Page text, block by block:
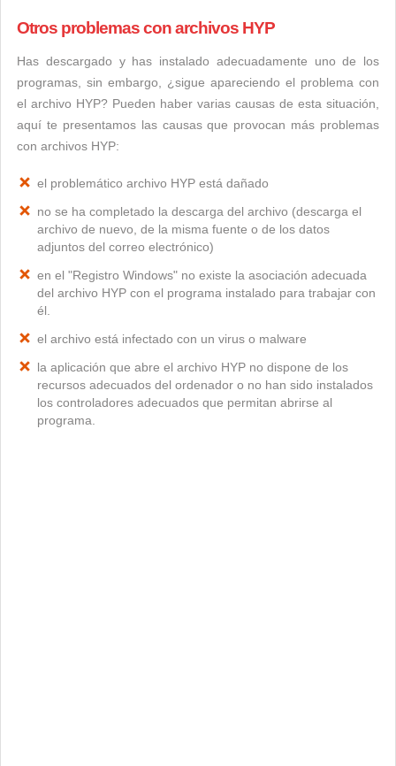
Otros problemas con archivos HYP
Has descargado y has instalado adecuadamente uno de los
programas, sin embargo, ¿sigue apareciendo el problema con
el archivo HYP? Pueden haber varias causas de esta situación,
aquí te presentamos las causas que provocan más problemas
con archivos HYP:
el problemático archivo HYP está dañado
no se ha completado la descarga del archivo (descarga el
archivo de nuevo, de la misma fuente o de los datos
adjuntos del correo electrónico)
en el "Registro Windows" no existe la asociación adecuada
del archivo HYP con el programa instalado para trabajar con
él.
el archivo está infectado con un virus o malware
la aplicación que abre el archivo HYP no dispone de los
recursos adecuados del ordenador o no han sido instalados
los controladores adecuados que permitan abrirse al
programa.